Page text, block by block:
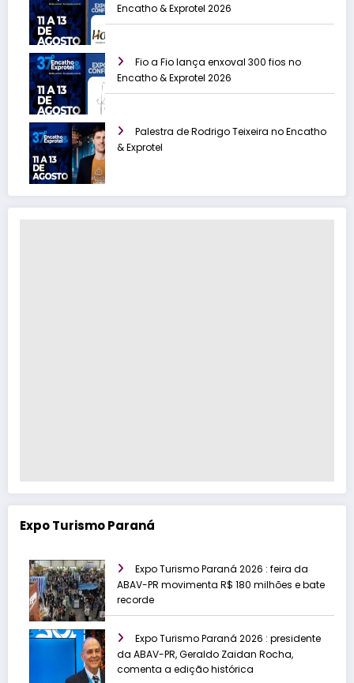
Encatho & Exprotel 2026
Fio a Fio lança enxoval 300 fios no
Encatho & Exprotel 2026
Palestra de Rodrigo Teixeira no Encatho
& Exprotel
Expo Turismo Paraná
Expo Turismo Paraná 2026 : feira da
ABAV-PR movimenta R$ 180 milhões e bate
recorde
Expo Turismo Paraná 2026 : presidente
da ABAV-PR, Geraldo Zaidan Rocha,
comenta a edição histórica